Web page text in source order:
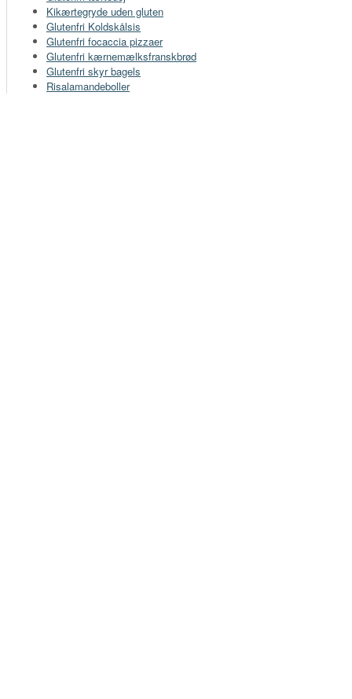
Kikærtegryde uden gluten
Glutenfri Koldskålsis
Glutenfri focaccia pizzaer
Glutenfri kærnemælksfranskbrød
Glutenfri skyr bagels
Risalamandeboller